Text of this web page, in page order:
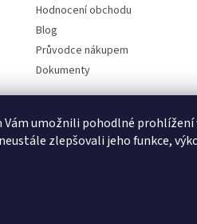
Vám umožnili pohodlné prohlížení
zlepšovali jeho funkce,
Hodnocení obchodu
Blog
Průvodce nákupem
Dokumenty